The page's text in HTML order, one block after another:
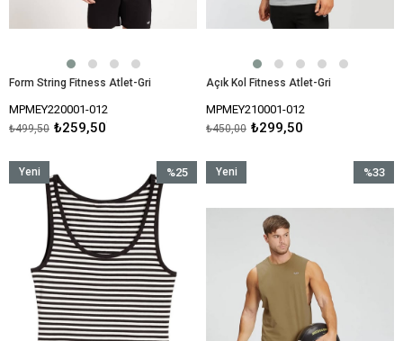
Form String Fitness Atlet-Gri
MPMEY220001-012
₺259,50
₺499,50
Açık Kol Fitness Atlet-Gri
MPMEY210001-012
₺299,50
₺450,00
%25
İndirim
%25İndirim
Yeni
%33
Yeni